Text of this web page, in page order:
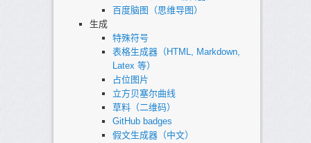
百度脑图（思维导图）
生成
特殊符号
表格生成器（HTML, Markdown,
Latex 等）
占位图片
立方贝塞尔曲线
草料（二维码）
GitHub badges
假文生成器（中文）